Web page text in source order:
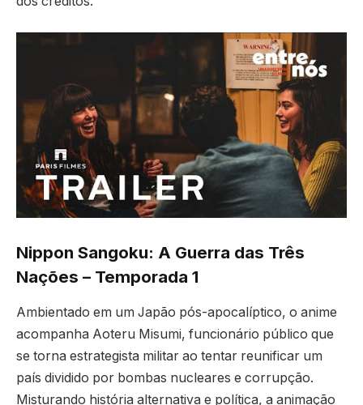
Nippon Sangoku: A Guerra das Três
Nações – Temporada 1
Ambientado em um Japão pós-apocalíptico, o anime
acompanha Aoteru Misumi, funcionário público que
se torna estrategista militar ao tentar reunificar um
país dividido por bombas nucleares e corrupção.
Misturando história alternativa e política, a animação